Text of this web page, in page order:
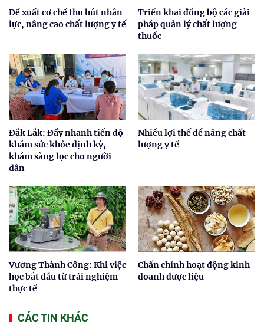
Đề xuất cơ chế thu hút nhân
lực, nâng cao chất lượng y tế
Triển khai đồng bộ các giải
pháp quản lý chất lượng
thuốc
Đắk Lắk: Đẩy nhanh tiến độ
khám sức khỏe định kỳ,
khám sàng lọc cho người
dân
Nhiều lợi thế để nâng chất
lượng y tế
Vương Thành Công: Khi việc
học bắt đầu từ trải nghiệm
thực tế
Chấn chỉnh hoạt động kinh
doanh dược liệu
CÁC TIN KHÁC